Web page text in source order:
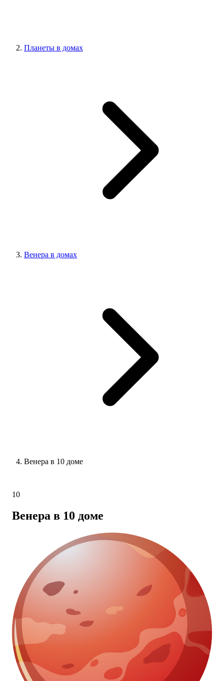
Планеты в домах
Венера в домах
Венера в 10 доме
10
Венера в 10 доме